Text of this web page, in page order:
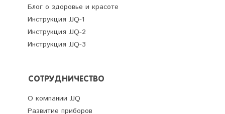
Блог о здоровье и красоте
Инструкция JJQ-1
Инструкция JJQ-2
Инструкция JJQ-3
СОТРУДНИЧЕСТВО
О компании JJQ
Развитие приборов